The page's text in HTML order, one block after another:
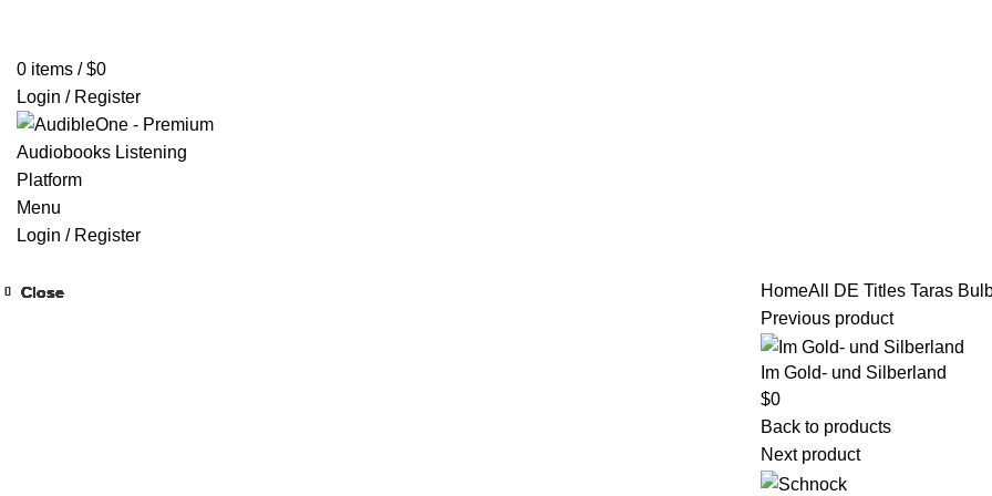
0 items / $0
Login / Register
Menu
Login / Register
HomeAll DE Titles Taras
Previous product
Im Gold- und Silberland
$0
Back to products
Next product
Close
Close
Close
Close
Close
Close
Close
Close